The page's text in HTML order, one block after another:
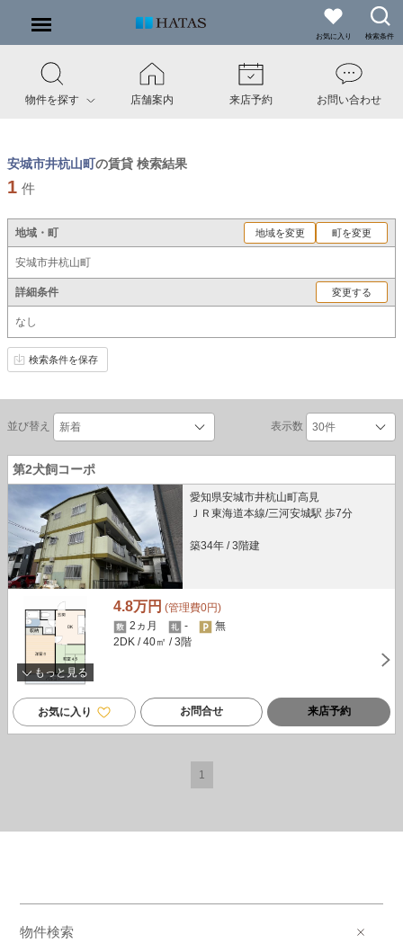
お気に入り 検索条件
物件を探す 店舗案内 来店予約 お問い合わせ
安城市井杭山町の賃貸 検索結果
1 件
地域・町 地域を変更 町を変更
安城市井杭山町
詳細条件 変更する
なし
検索条件を保存
並び替え 表示数
第2犬飼コーポ
愛知県安城市井杭山町高見
ＪＲ東海道本線/三河安城駅 歩7分
築34年 / 3階建
もっと見る
4.8万円 (管理費0円)
2ヵ月
-
無
2DK / 40㎡ / 3階
お気に入り お問合せ 来店予約
1
物件検索